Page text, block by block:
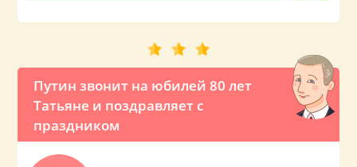
Путин звонит на юбилей 80 лет
Татьяне и поздравляет с
праздником